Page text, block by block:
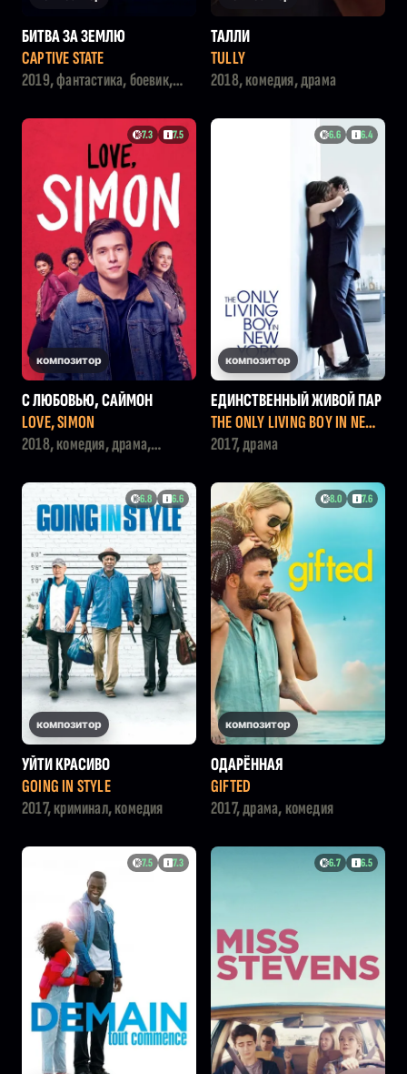
БИТВА ЗА ЗЕМЛЮ
CAPTIVE STATE
2019, фантастика, боевик,
ТАЛЛИ
TULLY
2018, комедия, драма
7.3 7.5
композитор
С ЛЮБОВЬЮ, САЙМОН
LOVE, SIMON
2018, комедия, драма,
6.6 6.4
композитор
ЕДИНСТВЕННЫЙ ЖИВОЙ ПАР
ЕНЬ В НЬЮ-ЙОРКЕ
THE ONLY LIVING BOY IN NEW
YORK
2017, драма
6.8 6.6
композитор
УЙТИ КРАСИВО
GOING IN STYLE
2017, криминал, комедия
8.0 7.6
композитор
ОДАРЁННАЯ
GIFTED
2017, драма, комедия
7.5 7.3 6.7 6.5